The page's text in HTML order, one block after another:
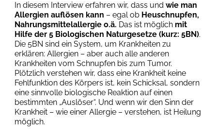
In diesem Interview erfahren wir, dass und wie man
Allergien auflösen kann – egal ob Heuschnupfen,
Nahrungsmittelallergie o.ä. Das ist möglich mit
Hilfe der 5 Biologischen Naturgesetze (kurz: 5BN).
Die 5BN sind ein System, um Krankheiten zu
erklären: Allergien – aber auch alle anderen
Krankheiten vom Schnupfen bis zum Tumor.
Plötzlich verstehen wir, dass eine Krankheit keine
Fehlfunktion des Körpers ist, kein Schicksal, sondern
eine sinnvolle biologische Reaktion auf einen
bestimmten „Auslöser“. Und wenn wir den Sinn der
Krankheit – wie einer Allergie – verstehen, ist Heilung
möglich.